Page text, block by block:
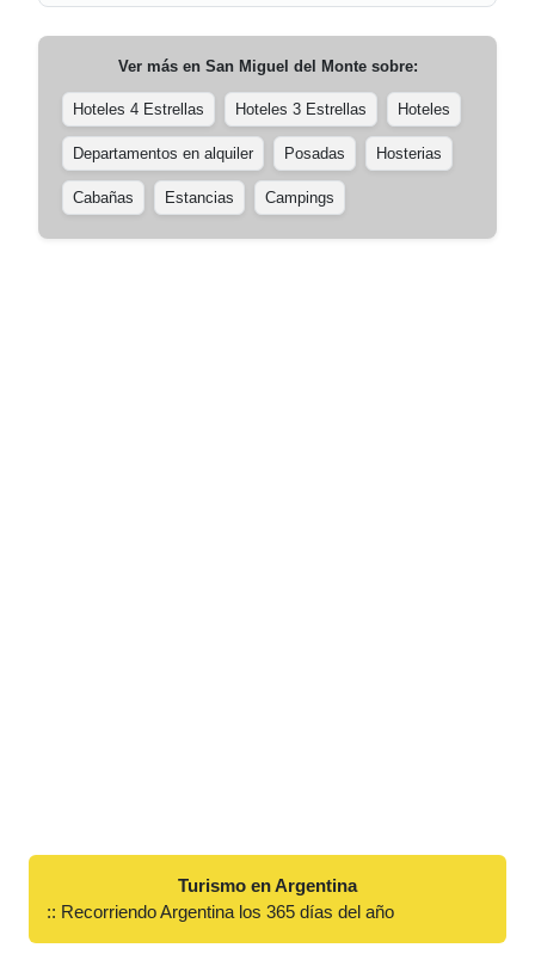
Ver más en San Miguel del Montesobre:
Hoteles 4 Estrellas Hoteles 3 Estrellas Hoteles
Departamentos en alquiler Posadas Hosterias
Cabañas Estancias Campings
Turismo en Argentina
:: Recorriendo Argentina los 365 días del año